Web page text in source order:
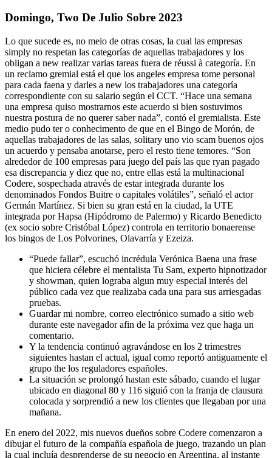
Domingo, Two De Julio Sobre 2023
Lo que sucede es, no meio de otras cosas, la cual las empresas
simply no respetan las categorías de aquellas trabajadores y los
obligan a new realizar varias tareas fuera de réussi à categoría. En
un reclamo gremial está el que los angeles empresa tome personal
para cada faena y darles a new los trabajadores una categoría
correspondiente con su salario según el CCT. “Hace una semana
una empresa quiso mostrarnos este acuerdo si bien sostuvimos
nuestra postura de no querer saber nada”, contó el gremialista. Este
medio pudo ter o conhecimento de que en el Bingo de Morón, de
aquellas trabajadores de las salas, solitary uno vio scam buenos ojos
un acuerdo y pensaba anotarse, pero el resto tiene temores. “Son
alrededor de 100 empresas para juego del país las que ryan pagado
esa discrepancia y diez que no, entre ellas está la multinacional
Codere, sospechada através de estar integrada durante los
denominados Fondos Buitre o capitales volátiles”, señaló el actor
Germán Martínez. Si bien su gran está en la ciudad, la UTE
integrada por Hapsa (Hipódromo de Palermo) y Ricardo Benedicto
(ex socio sobre Cristóbal López) controla en territorio bonaerense
los bingos de Los Polvorines, Olavarría y Ezeiza.
“Puede fallar”, escuchó incrédula Verónica Baena una frase
que hiciera célebre el mentalista Tu Sam, experto hipnotizador
y showman, quien lograba algun muy especial interés del
público cada vez que realizaba cada una para sus arriesgadas
pruebas.
Guardar mi nombre, correo electrónico sumado a sitio web
durante este navegador afin de la próxima vez que haga un
comentario.
Y la tendencia continuó agravándose en los 2 trimestres
siguientes hastan el actual, igual como reportó antiguamente el
grupo the los reguladores españoles.
La situación se prolongó hastan este sábado, cuando el lugar
ubicado en diagonal 80 y 116 siguió con la franja de clausura
colocada y sorprendió a new los clientes que llegaban por una
mañana.
En enero del 2022, mis nuevos dueños sobre Codere comenzaron a
dibujar el futuro de la compañía española de juego, trazando un plan
la cual incluía desprenderse de su negocio en Argentina, al instante